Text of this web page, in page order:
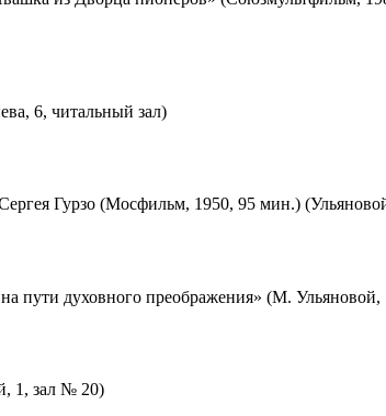
6, читальный зал)
Гурзо (Мосфильм, 1950, 95 мин.)
пути духовного преображения» (М.
1, зал № 20)